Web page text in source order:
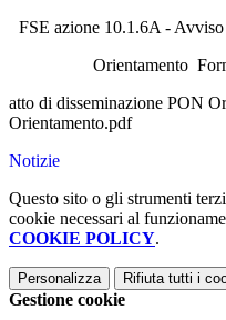
FSE azione 10.1.6A -
Orientamento
atto di disseminazione PON
Orientamento.pdf
Notizie
Questo sito o gli strumenti
cookie necessari al
COOKIE POLICY.
Personalizza Rifiuta tutti i
Gestione cookie